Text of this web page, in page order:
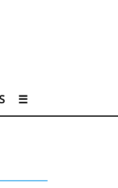
☰